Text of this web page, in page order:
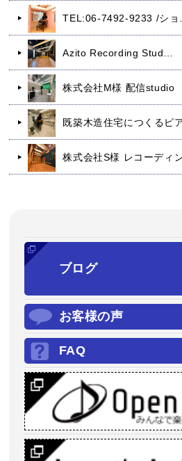
TEL:06-7492-9233 /ショ
Azito Recording Stud…
株式会社M様 配信studio
既築木造住宅につくるピ
株式会社S様 レコーディ
ブログ
お客様の声
FAQ